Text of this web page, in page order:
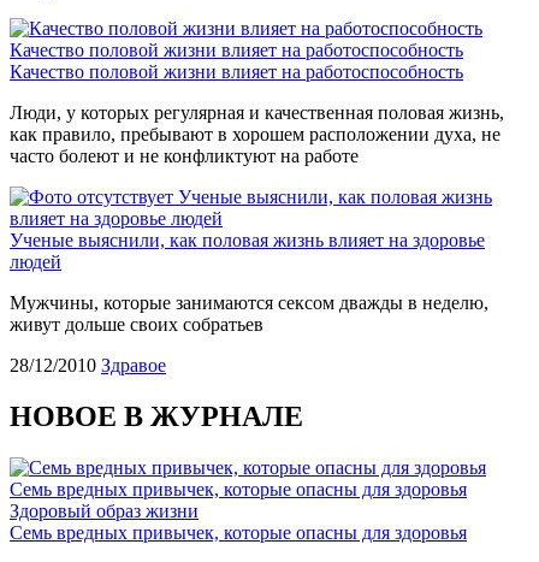
Качество половой жизни влияет на работоспособность
Качество половой жизни влияет на работоспособность
Люди, у которых регулярная и качественная половая жизнь,
как правило, пребывают в хорошем расположении духа, не
часто болеют и не конфликтуют на работе
Ученые выяснили, как половая жизнь
влияет на здоровье людей
Ученые выяснили, как половая жизнь влияет на здоровье
людей
Мужчины, которые занимаются сексом дважды в неделю,
живут дольше своих собратьев
28/12/2010 Здравое
НОВОЕ В ЖУРНАЛЕ
Семь вредных привычек, которые опасны для здоровья
Здоровый образ жизни
Семь вредных привычек, которые опасны для здоровья